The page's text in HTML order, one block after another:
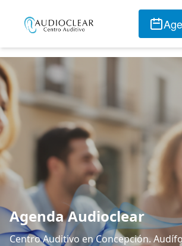
Agenda Audioclear
Centro Auditivo en Concepción.